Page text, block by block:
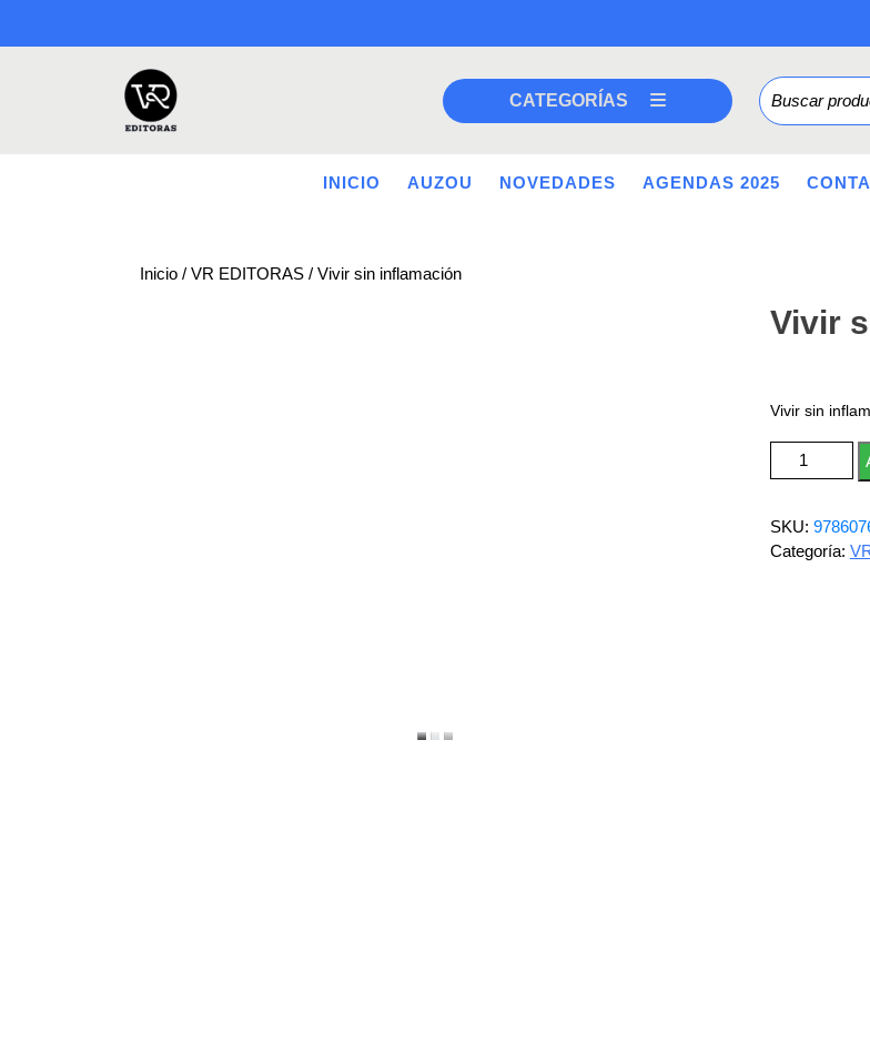
CATEGORÍAS
Buscar por:
INICIO AUZOU NOVEDADES AGENDAS 2025
Inicio / VR EDITORAS / Vivir sin inflamación
Vivir
Vivir sin
Vivir sin
SKU:
Categoría: